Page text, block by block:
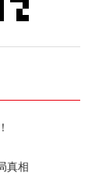
真相